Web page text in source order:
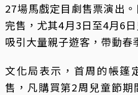
27場馬戲定目劇售票演出
完售，尤其4月3日至4月6
吸引大量親子遊客，帶動春
文化局表示，首周的帳篷
售，凡購買第2周兒童節期